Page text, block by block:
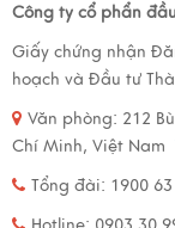
Công ty cổ phẩn
Giấy chứng nhận
hoạch và Đầu tư
Văn phòng: 212
Chí Minh, Việt Nam
Tổng đài: 1900